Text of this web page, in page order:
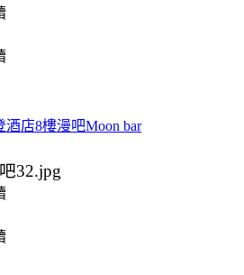
酒店8樓漫吧Moon bar